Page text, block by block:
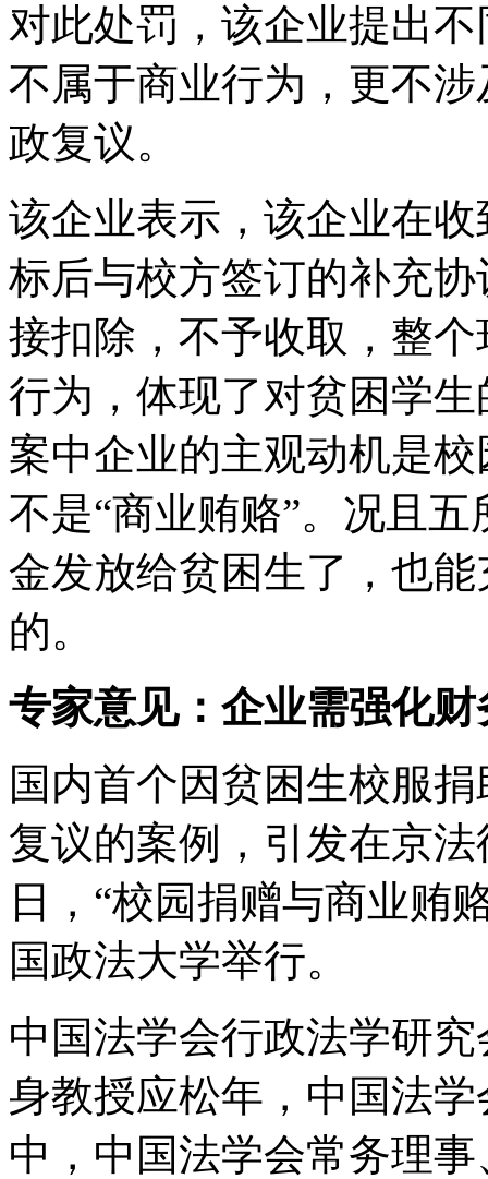
对此处罚，该企业提出
不属于商业行为，更不
政复议。
该企业表示，该企业在
标后与校方签订的补充
接扣除，不予收取，整
行为，体现了对贫困学
案中企业的主观动机是
不是“商业贿赂”。况且
金发放给贫困生了，也
的。
专家意见：企业需强化
国内首个因贫困生校服
复议的案例，引发在京
日，“校园捐赠与商业贿
国政法大学举行。
中国法学会行政法学研
身教授应松年，中国法
中，中国法学会常务理